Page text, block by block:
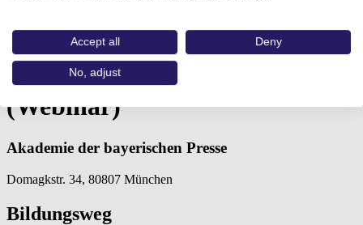
Google Search Console (Webinar)…
Google Search Console
(Webinar)
Akademie der bayerischen Presse
Domagkstr. 34, 80807 München
Bildungsweg
Accept all Deny
No, adjust